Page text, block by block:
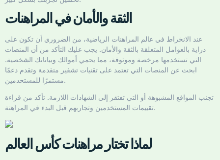
الثقة والأمان في المراهنات
عند الانخراط في عالم المراهنات الرياضية، من الضروري أن تكون على
دراية بالعوامل المتعلقة بالثقة والأمان. يجب عليك التأكد من أن المنصات
التي تستخدمها مرخصة وموثوقة، مما يحمي أموالك وبياناتك الشخصية.
ابحث عن المنصات التي تعتمد على تقنيات تشفير متقدمة وتقدم دعمًا
مستمرًا للمستخدمين.
تجنب المواقع المشبوهة أو التي تفتقر إلى الشهادات اللازمة. تأكد من قراءة
تقييمات المستخدمين وتجاربهم قبل البدء في المراهنة.
لماذا تختار مراهنات كأس العالم